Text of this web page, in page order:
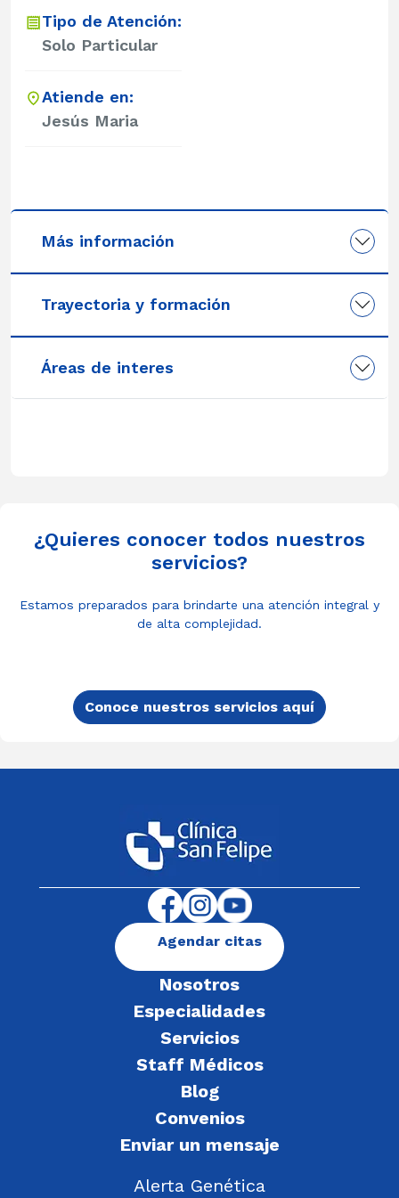
Tipo de Atención:
Solo Particular
Atiende en:
Jesús Maria
Más información
Trayectoria y formación
Áreas de interes
¿Quieres conocer todos nuestros
servicios?
Estamos preparados para brindarte una atención integral y
de alta complejidad.
Conoce nuestros servicios aquí
Nosotros
Especialidades
Servicios
Staff Médicos
Blog
Convenios
Enviar un mensaje
Alerta Genética
Agendar citas